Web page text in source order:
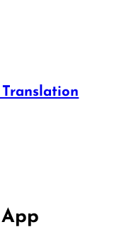
Translation